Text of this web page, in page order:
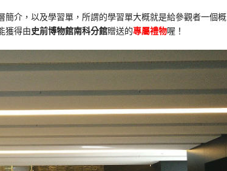
簡介，以及學習單，所謂的學習單大概就是給參觀者一個概
獲得由史前博物館南科分館贈送的專屬禮物喔！